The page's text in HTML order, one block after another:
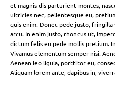
et magnis dis parturient montes,
ultricies nec, pellentesque eu,
quis enim. Donec pede justo,
arcu. In enim justo, rhoncus ut,
dictum felis eu pede mollis pretium.
Vivamus elementum semper nisi.
Aenean leo ligula, porttitor eu,
Aliquam lorem ante, dapibus in,